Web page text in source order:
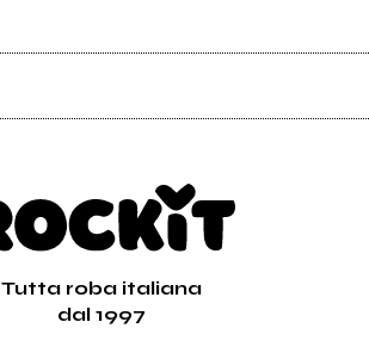
Tutta roba italiana
dal 1997